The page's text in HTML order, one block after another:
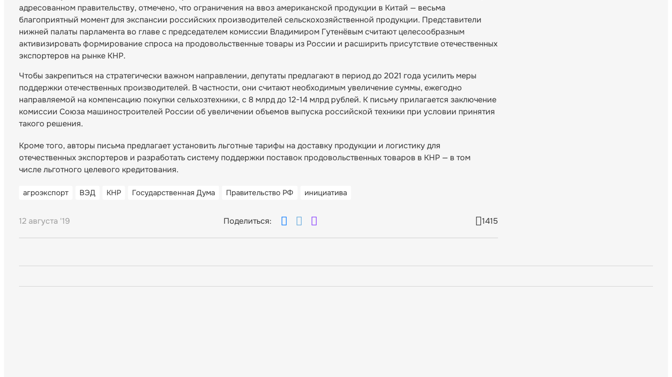
адресованном правительству, отмечено, что ограничения на ввоз американской продукции в Китай — весьма
благоприятный момент для экспансии российских производителей сельскохозяйственной продукции. Представители
нижней палаты парламента во главе с председателем комиссии Владимиром Гутенёвым считают целесообразным
активизировать формирование спроса на продовольственные товары из России и расширить присутствие отечественных
экспортеров на рынке КНР.
Чтобы закрепиться на стратегически важном направлении, депутаты предлагают в период до 2021 года усилить меры
поддержки отечественных производителей. В частности, они считают необходимым увеличение суммы, ежегодно
направляемой на компенсацию покупки сельхозтехники, с 8 млрд до 12-14 млрд рублей. К письму прилагается заключение
комиссии Союза машиностроителей России об увеличении объемов выпуска российской техники при условии принятия
такого решения.
Кроме того, авторы письма предлагает установить льготные тарифы на доставку продукции и логистику для
отечественных экспортеров и разработать систему поддержки поставок продовольственных товаров в КНР — в том
числе льготного целевого кредитования.
агроэкспорт ВЭД КНР Государственная Дума Правительство РФ инициатива
12 августа '19 Поделиться: 1415